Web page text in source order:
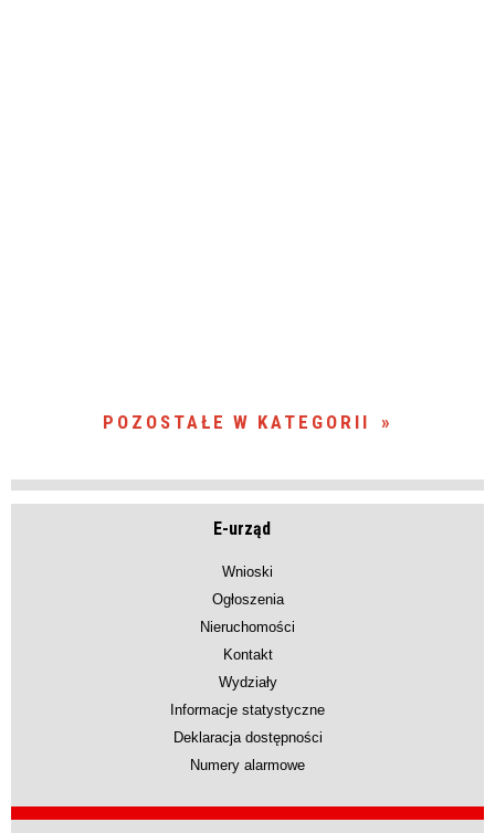
POZOSTAŁE W KATEGORII
E-urząd
Wnioski
Ogłoszenia
Nieruchomości
Kontakt
Wydziały
Informacje statystyczne
Deklaracja dostępności
Numery alarmowe